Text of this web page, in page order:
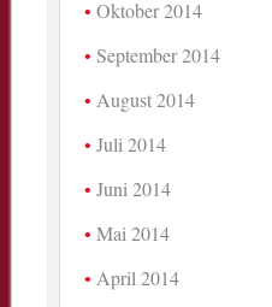
Oktober 2014
September 2014
August 2014
Juli 2014
Juni 2014
Mai 2014
April 2014